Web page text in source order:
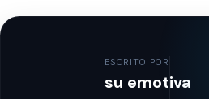
ESCRITO POR
su emotiva